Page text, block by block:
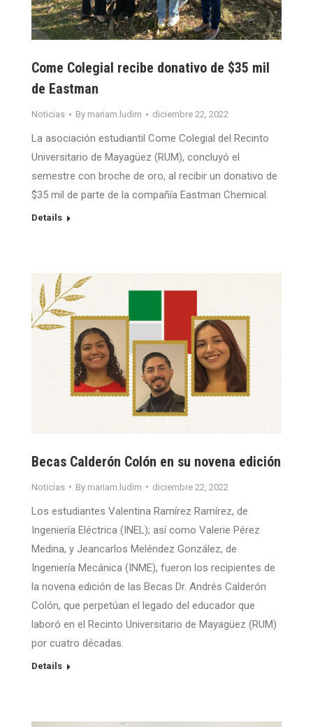
Come Colegial recibe donativo de $35 mil
de Eastman
Noticias By mariam.ludim diciembre 22, 2022
La asociación estudiantil Come Colegial del Recinto
Universitario de Mayagüez (RUM), concluyó el
semestre con broche de oro, al recibir un donativo de
$35 mil de parte de la compañía Eastman Chemical.
Details
Becas Calderón Colón en su novena edición
Noticias By mariam.ludim diciembre 22, 2022
Los estudiantes Valentina Ramírez Ramírez, de
Ingeniería Eléctrica (INEL); así como Valerie Pérez
Medina, y Jeancarlos Meléndez González, de
Ingeniería Mecánica (INME), fueron los recipientes de
la novena edición de las Becas Dr. Andrés Calderón
Colón, que perpetúan el legado del educador que
laboró en el Recinto Universitario de Mayagüez (RUM)
por cuatro décadas.
Details